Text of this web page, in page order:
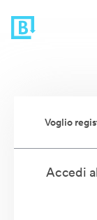
Voglio
Accedi